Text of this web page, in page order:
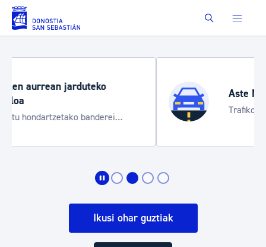
Eduki nagusira joan Buscar
Aste Nagusia 2026
Trafiko mozketak eta garraio zerbitzu
bereziak
Ikusi ohar guztiak